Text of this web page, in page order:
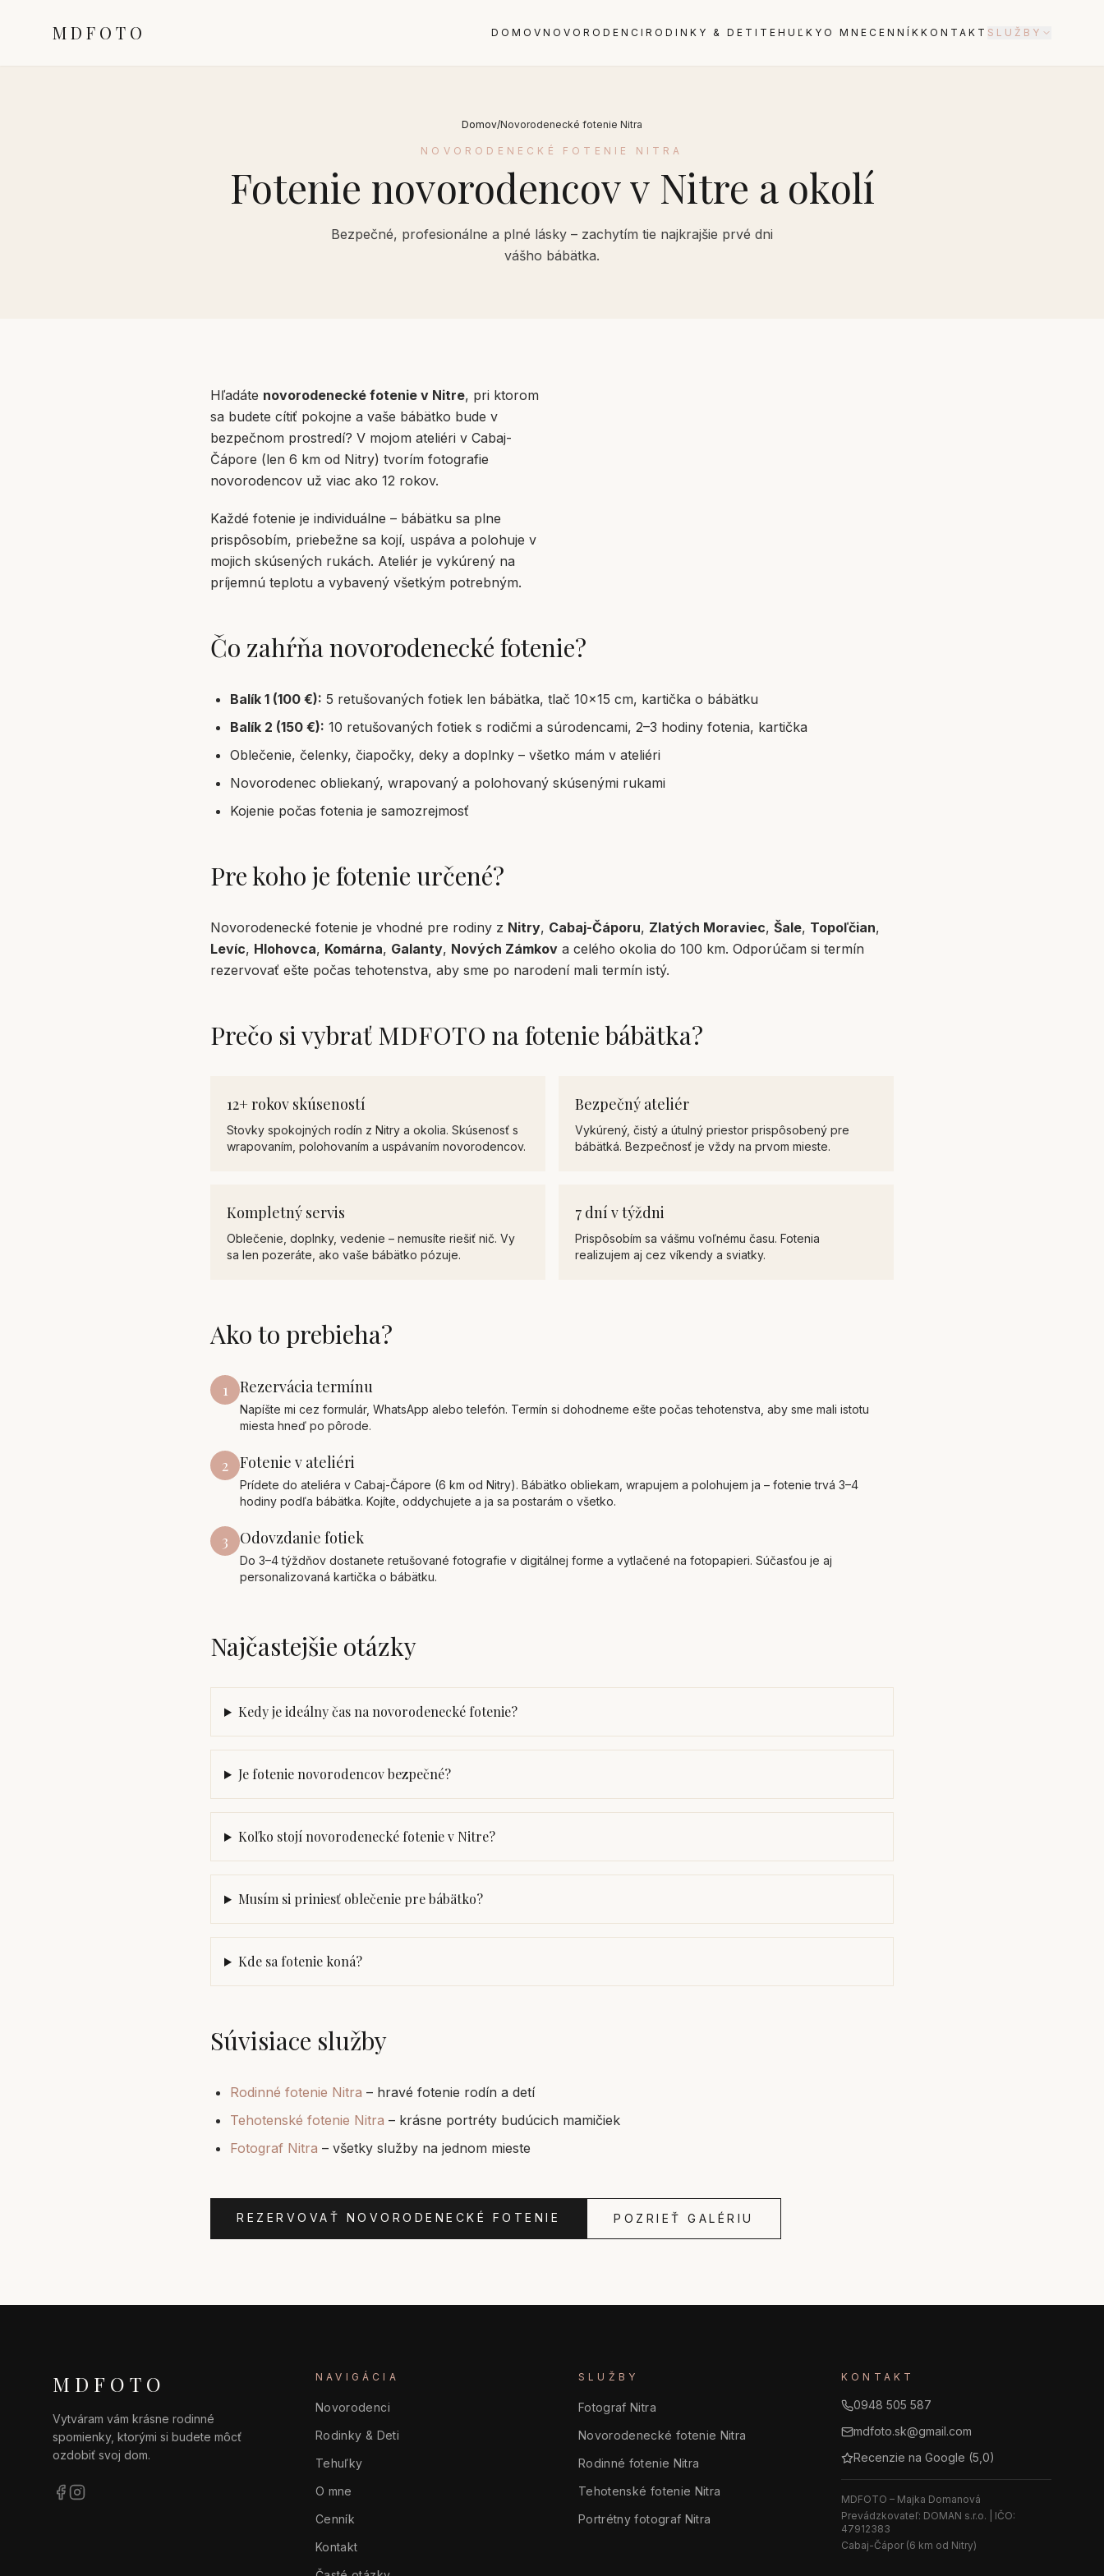
MDFOTO DOMOV NOVORODENCI RODINKY & DETI TEHUĽKY O MNE CENNÍK KONTAKT SLUŽBY
Domov/Novorodenecké fotenie Nitra
NOVORODENECKÉ FOTENIE NITRA
Fotenie novorodencov v Nitre a okolí
Bezpečné, profesionálne a plné lásky – zachytím tie najkrajšie prvé dni
vášho bábätka.
Hľadáte novorodenecké fotenie v Nitre, pri ktorom
sa budete cítiť pokojne a vaše bábätko bude v
bezpečnom prostredí? V mojom ateliéri v Cabaj-
Čápore (len 6 km od Nitry) tvorím fotografie
novorodencov už viac ako 12 rokov.
Každé fotenie je individuálne – bábätku sa plne
prispôsobím, priebežne sa kojí, uspáva a polohuje v
mojich skúsených rukách. Ateliér je vykúrený na
príjemnú teplotu a vybavený všetkým potrebným.
Čo zahŕňa novorodenecké fotenie?
Balík 1 (100 €): 5 retušovaných fotiek len bábätka, tlač 10×15 cm, kartička o bábätku
Balík 2 (150 €): 10 retušovaných fotiek s rodičmi a súrodencami, 2–3 hodiny fotenia, kartička
Oblečenie, čelenky, čiapočky, deky a doplnky – všetko mám v ateliéri
Novorodenec obliekaný, wrapovaný a polohovaný skúsenými rukami
Kojenie počas fotenia je samozrejmosť
Pre koho je fotenie určené?
Novorodenecké fotenie je vhodné pre rodiny z Nitry, Cabaj-Čáporu, Zlatých Moraviec, Šale, Topoľčian,
Levíc, Hlohovca, Komárna, Galanty, Nových Zámkov a celého okolia do 100 km. Odporúčam si termín
rezervovať ešte počas tehotenstva, aby sme po narodení mali termín istý.
Prečo si vybrať MDFOTO na fotenie bábätka?
12+ rokov skúseností
Stovky spokojných rodín z Nitry a okolia. Skúsenosť s
wrapovaním, polohovaním a uspávaním novorodencov.
Bezpečný ateliér
Vykúrený, čistý a útulný priestor prispôsobený pre
bábätká. Bezpečnosť je vždy na prvom mieste.
Kompletný servis
Oblečenie, doplnky, vedenie – nemusíte riešiť nič. Vy
sa len pozeráte, ako vaše bábätko pózuje.
7 dní v týždni
Prispôsobím sa vášmu voľnému času. Fotenia
realizujem aj cez víkendy a sviatky.
Ako to prebieha?
1 Rezervácia termínu
Napíšte mi cez formulár, WhatsApp alebo telefón. Termín si dohodneme ešte počas tehotenstva, aby sme mali istotu
miesta hneď po pôrode.
2 Fotenie v ateliéri
Prídete do ateliéra v Cabaj-Čápore (6 km od Nitry). Bábätko obliekam, wrapujem a polohujem ja – fotenie trvá 3–4
hodiny podľa bábätka. Kojíte, oddychujete a ja sa postarám o všetko.
3 Odovzdanie fotiek
Do 3–4 týždňov dostanete retušované fotografie v digitálnej forme a vytlačené na fotopapieri. Súčasťou je aj
personalizovaná kartička o bábätku.
Najčastejšie otázky
Kedy je ideálny čas na novorodenecké fotenie?
Je fotenie novorodencov bezpečné?
Koľko stojí novorodenecké fotenie v Nitre?
Musím si priniesť oblečenie pre bábätko?
Kde sa fotenie koná?
Súvisiace služby
Rodinné fotenie Nitra – hravé fotenie rodín a detí
Tehotenské fotenie Nitra – krásne portréty budúcich mamičiek
Fotograf Nitra – všetky služby na jednom mieste
REZERVOVAŤ NOVORODENECKÉ FOTENIE POZRIEŤ GALÉRIU
MDFOTO
Vytváram vám krásne rodinné
spomienky, ktorými si budete môcť
ozdobiť svoj dom.
NAVIGÁCIA
Novorodenci
Rodinky & Deti
Tehuľky
O mne
Cenník
Kontakt
SLUŽBY
Fotograf Nitra
Novorodenecké fotenie Nitra
Rodinné fotenie Nitra
Tehotenské fotenie Nitra
Portrétny fotograf Nitra
KONTAKT
0948 505 587
mdfoto.sk@gmail.com
Recenzie na Google (5,0)
MDFOTO – Majka Domanová
Prevádzkovateľ: DOMAN s.r.o. | IČO:
47912383
Cabaj-Čápor (6 km od Nitry)